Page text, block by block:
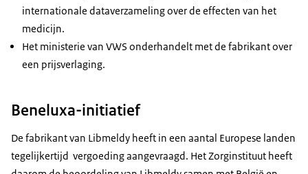
internationale dataverzameling over de effecten van het
medicijn.
Het ministerie van VWS onderhandelt met de fabrikant over
een prijsverlaging.
Beneluxa-initiatief
De fabrikant van Libmeldy heeft in een aantal Europese landen
tegelijkertijd vergoeding aangevraagd. Het Zorginstituut heeft